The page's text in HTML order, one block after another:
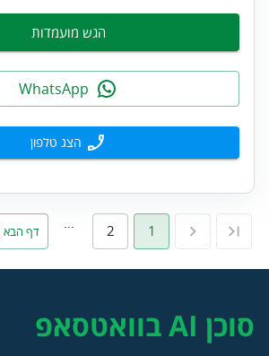
הגש מועמדות
הצג טלפון
1
2 דף הבא
סוכן AI בוואטסאפ